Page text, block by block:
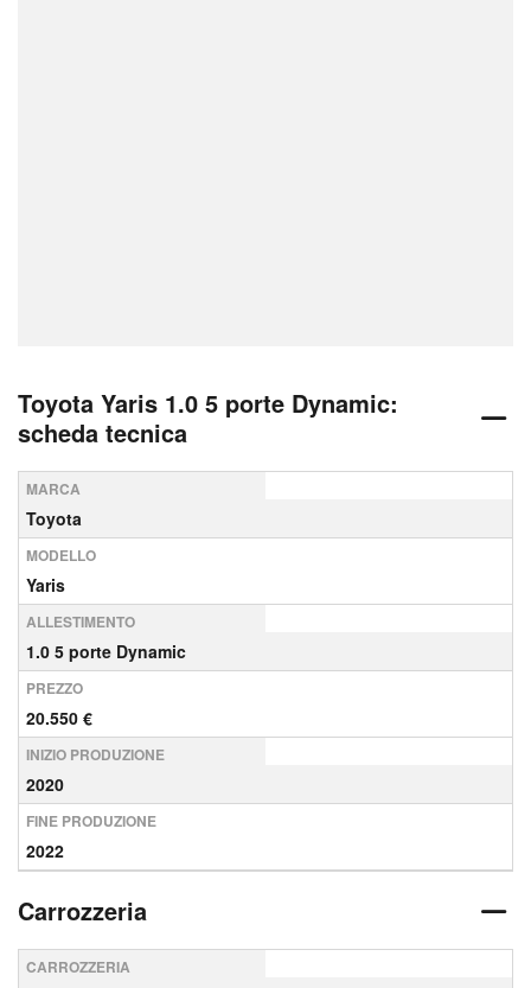
Toyota Yaris 1.0 5 porte Dynamic:
scheda tecnica
MARCA
Toyota
MODELLO
Yaris
ALLESTIMENTO
1.0 5 porte Dynamic
PREZZO
20.550 €
INIZIO PRODUZIONE
2020
FINE PRODUZIONE
2022
Carrozzeria
CARROZZERIA